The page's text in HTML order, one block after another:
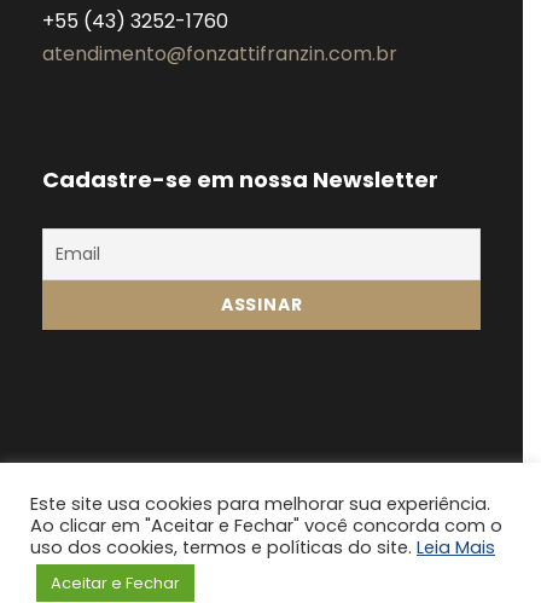
+55 (43) 3252-1760
atendimento@fonzattifranzin.com.br
Cadastre-se em nossa Newsletter
Fonsatti Franzin 2024, Todos os direitos
Este site usa cookies para melhorar sua experiência.
Ao clicar em "Aceitar e Fechar" você concorda com o
uso dos cookies, termos e políticas do site. Leia Mais
Aceitar e Fechar